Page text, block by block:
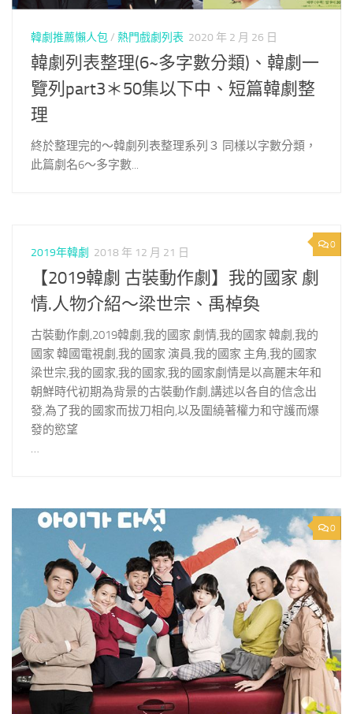
韓劇推薦懶人包/ 熱門戲劇列表 2020 年 2 月 26 日
韓劇列表整理(6~多字數分類)、韓劇一
覽列part3＊50集以下中、短篇韓劇整
理
終於整理完的～韓劇列表整理系列３ 同樣以字數分類，
此篇劇名6～多字數...
0
2019年韓劇 2018 年 12 月 21 日
【2019韓劇 古裝動作劇】我的國家 劇
情.人物介紹～梁世宗、禹棹奐
古裝動作劇,2019韓劇,我的國家 劇情,我的國家 韓劇,我的
國家 韓國電視劇,我的國家 演員,我的國家 主角,我的國家
梁世宗,我的國家,我的國家,我的國家劇情是以高麗末年和
朝鮮時代初期為背景的古裝動作劇,講述以各自的信念出
發,為了我的國家而拔刀相向,以及圍繞著權力和守護而爆
發的慾望
…
0